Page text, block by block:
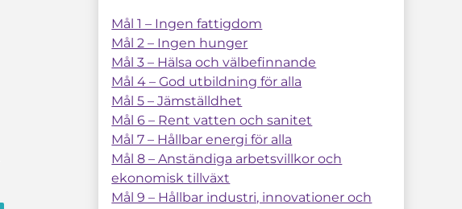
Mål 1 – Ingen fattigdom
Mål 2 – Ingen hunger
Mål 3 – Hälsa och välbefinnande
Mål 4 – God utbildning för alla
Mål 5 – Jämställdhet
Mål 6 – Rent vatten och sanitet
Mål 7 – Hållbar energi för alla
Mål 8 – Anständiga arbetsvillkor och
ekonomisk tillväxt
Mål 9 – Hållbar industri, innovationer och